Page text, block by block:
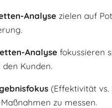
Analysezielen auf
Analysefokussieren
Kunden.
(Effektivität vs.
zu messen.